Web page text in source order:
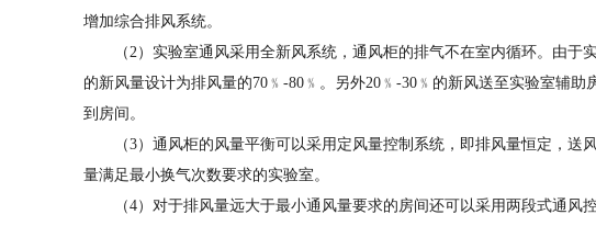
增加综合排风系统。
（2）实验室通风采用全新风系统，通风柜的排气不在室内循环。由
的新风量设计为排风量的70﹪-80﹪。另外20﹪-30﹪的新风送至实验室辅
到房间。
（3）通风柜的风量平衡可以采用定风量控制系统，即排风量恒定，
量满足最小换气次数要求的实验室。
（4）对于排风量远大于最小通风量要求的房间还可以采用两段式通